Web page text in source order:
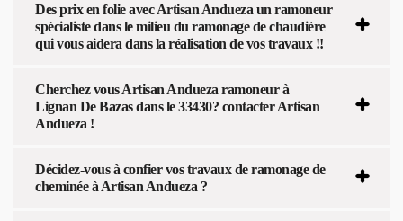
Des prix en folie avec Artisan Andueza un ramoneur
spécialiste dans le milieu du ramonage de chaudière
qui vous aidera dans la réalisation de vos travaux !!
Cherchez vous Artisan Andueza ramoneur à
Lignan De Bazas dans le 33430? contacter Artisan
Andueza !
Décidez-vous à confier vos travaux de ramonage de
cheminée à Artisan Andueza ?